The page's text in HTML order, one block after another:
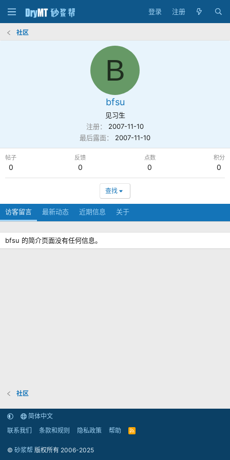
登录 注册
社区
B
bfsu
见习生
注册
2007-11-10
最后露面
2007-11-10
帖子
0
反馈
0
点数
0
积分
0
查找
访客留言 最新动态 近期信息 关于
bfsu 的简介页面没有任何信息。
社区
简体中文
联系我们
条款和规则 隐私政策 帮助
R
© 砂浆帮 版权所有 2006-2025